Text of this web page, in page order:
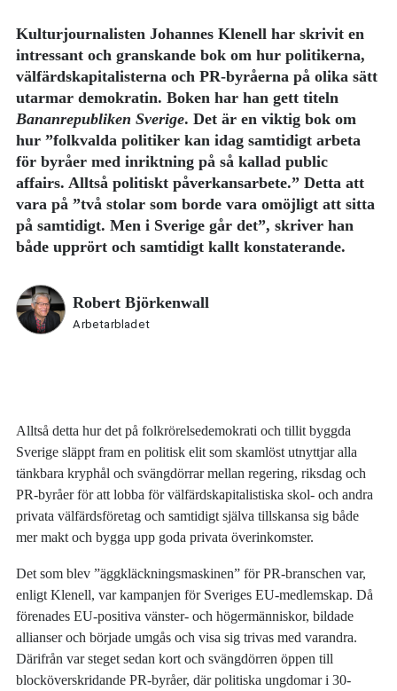
Kulturjournalisten Johannes Klenell har skrivit en
intressant och granskande bok om hur politikerna,
välfärdskapitalisterna och PR-byråerna på olika sätt
utarmar demokratin. Boken har han gett titeln
Bananrepubliken Sverige. Det är en viktig bok om
hur ”folkvalda politiker kan idag samtidigt arbeta
för byråer med inriktning på så kallad public
affairs. Alltså politiskt påverkansarbete.” Detta att
vara på ”två stolar som borde vara omöjligt att sitta
på samtidigt. Men i Sverige går det”, skriver han
både upprört och samtidigt kallt konstaterande.
Robert Björkenwall
Arbetarbladet
Alltså detta hur det på folkrörelsedemokrati och tillit byggda
Sverige släppt fram en politisk elit som skamlöst utnyttjar alla
tänkbara kryphål och svängdörrar mellan regering, riksdag och
PR-byråer för att lobba för välfärdskapitalistiska skol- och andra
privata välfärdsföretag och samtidigt själva tillskansa sig både
mer makt och bygga upp goda privata överinkomster.
Det som blev ”äggkläckningsmaskinen” för PR-branschen var,
enligt Klenell, var kampanjen för Sveriges EU-medlemskap. Då
förenades EU-positiva vänster- och högermänniskor, bildade
allianser och började umgås och visa sig trivas med varandra.
Därifrån var steget sedan kort och svängdörren öppen till
blocköverskridande PR-byråer, där politiska ungdomar i 30-